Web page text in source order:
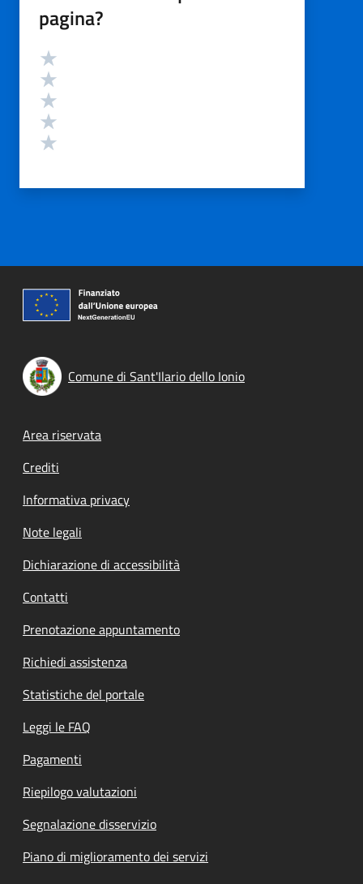
pagina?
Valutazione
Comune di Sant'Ilario dello Ionio
Footer menu
Area riservata
Crediti
Informativa privacy
Note legali
Dichiarazione di accessibilità
Contatti
Prenotazione appuntamento
Richiedi assistenza
Statistiche del portale
Leggi le FAQ
Pagamenti
Riepilogo valutazioni
Segnalazione disservizio
Piano di miglioramento dei servizi